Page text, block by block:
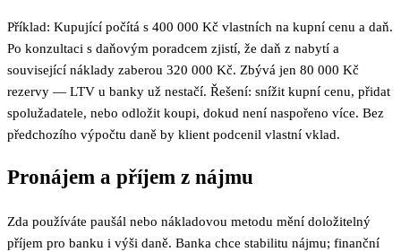
Příklad: Kupující počítá s 400 000 Kč vlastních na kupní cenu a daň.
Po konzultaci s daňovým poradcem zjistí, že daň z nabytí a
související náklady zaberou 320 000 Kč. Zbývá jen 80 000 Kč
rezervy — LTV u banky už nestačí. Řešení: snížit kupní cenu, přidat
spolužadatele, nebo odložit koupi, dokud není naspořeno více. Bez
předchozího výpočtu daně by klient podcenil vlastní vklad.
Pronájem a příjem z nájmu
Zda používáte paušál nebo nákladovou metodu mění doložitelný
příjem pro banku i výši daně. Banka chce stabilitu nájmu; finanční